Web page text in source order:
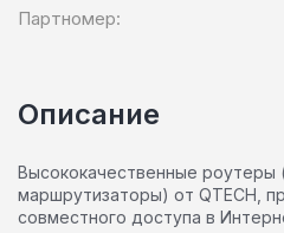
Партномер:
Описание
Высококачественные роутеры
маршрутизаторы) от QTECH,
совместного доступа в